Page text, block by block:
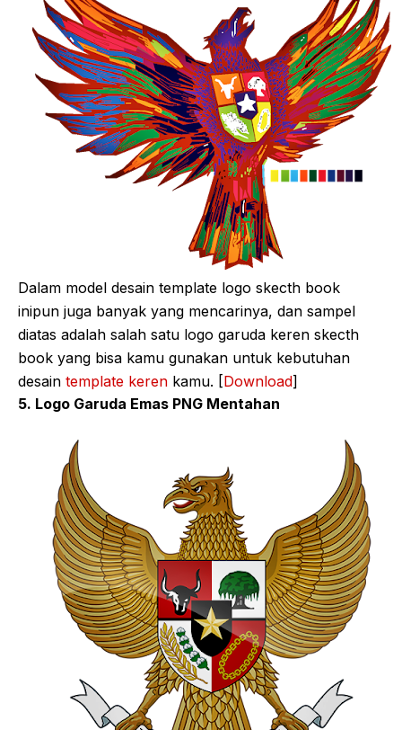
Dalam model desain template logo skecth book
inipun juga banyak yang mencarinya, dan sampel
diatas adalah salah satu logo garuda keren skecth
book yang bisa kamu gunakan untuk kebutuhan
desain template keren kamu. [Download]
5. Logo Garuda Emas PNG Mentahan